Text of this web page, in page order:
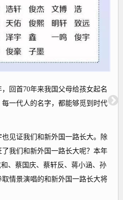
首70年来我国父母给孩女起名
一代人的名字，都能够觅到时代
见证我们和新外国一路长大。除
了我们和新外国一路长大呢？本年
、蔡国庆、蔡轩反、蒋小涵、孙
情景演唱的和新外国一路长大将